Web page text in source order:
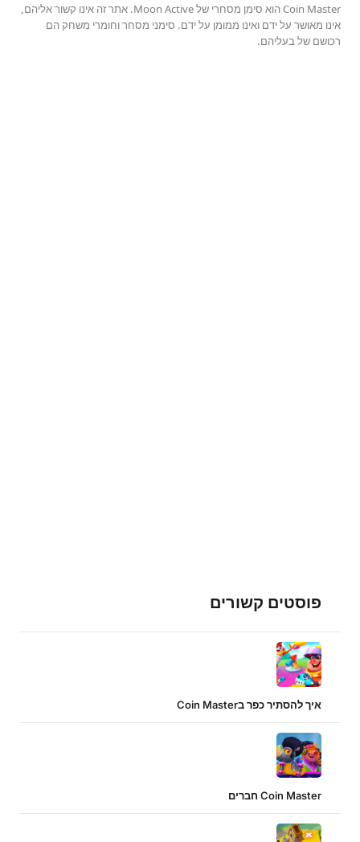
Coin Master הוא סימן מסחרי של Moon Active. אתר זה אינו קשור אליהם,
אינו מאושר על ידם ואינו ממומן על ידם. סימני מסחר וחומרי משחק הם
רכושם של בעליהם.
פוסטים קשורים
איך להסתיר כפר בCoin Master
Coin Master חברים